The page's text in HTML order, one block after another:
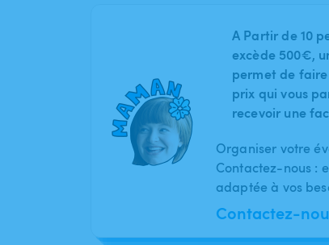
A Partir de 10
excède 500€,
permet de
prix qui vous
recevoir une
Organiser votre
Contactez-nous :
adaptée à vos
Contactez-